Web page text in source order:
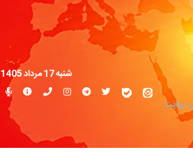
روایت
شنبه 17 مرداد 1405